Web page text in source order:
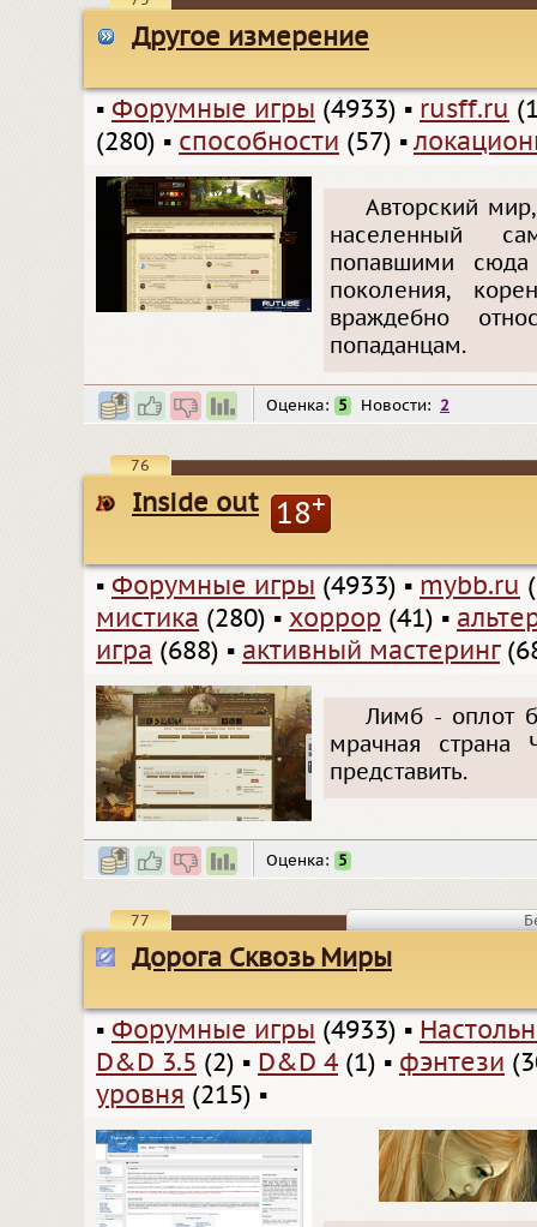
Другое измерение
▪ Форумные игры (4933) ▪ rusff.ru
(280) ▪ способности (57) ▪
Авторский
населенный
попавшими
поколения,
враждебно
попаданцам.
Оценка: 5 Новости: 2
76
Inside out 18+
▪ Форумные игры (4933) ▪ mybb.ru
мистика (280) ▪ хоррор (41) ▪
игра (688) ▪ активный мастеринг
Лимб - оплот
мрачная страна
представить.
Оценка: 5
77
Дорога Сквозь Миры
▪ Форумные игры (4933) ▪
D&D 3.5 (2) ▪ D&D 4 (1) ▪ фэнтези
уровня (215) ▪